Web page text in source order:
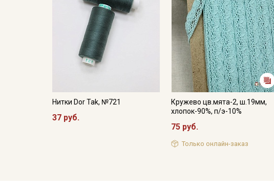
Нитки Dor Tak, №721
37 руб.
Кружево цв.мята-2, ш.19мм,
хлопок-90%, п/э-10%
75 руб.
Только онлайн-заказ